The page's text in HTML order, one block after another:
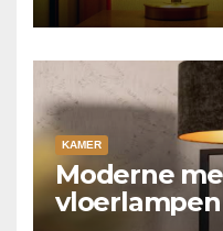
KAMER
Moderne